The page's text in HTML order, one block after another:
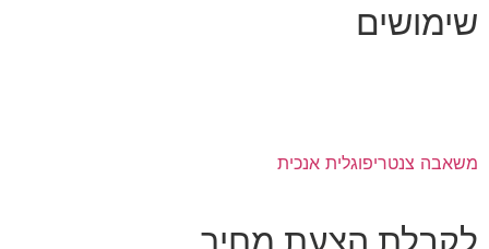
שימושים
משאבה צנטריפוגלית אנכית